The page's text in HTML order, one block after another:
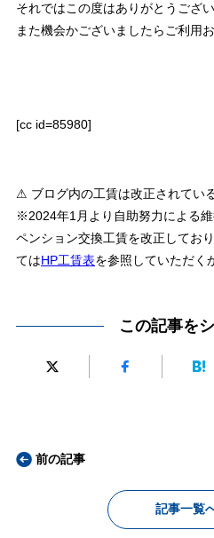
それではこの度はありがとうござい
また機会かございましたらご利用
[cc id=85980]
⚠ ブログ内の工賃は改正されてい
※2024年1月より自助努力による
ペンション交換工賃を改正してお
てはHP工賃表を参照していただく
この記事を
前の記事
記事一覧